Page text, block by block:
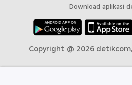
Download aplikasi
Copyright @ 2026